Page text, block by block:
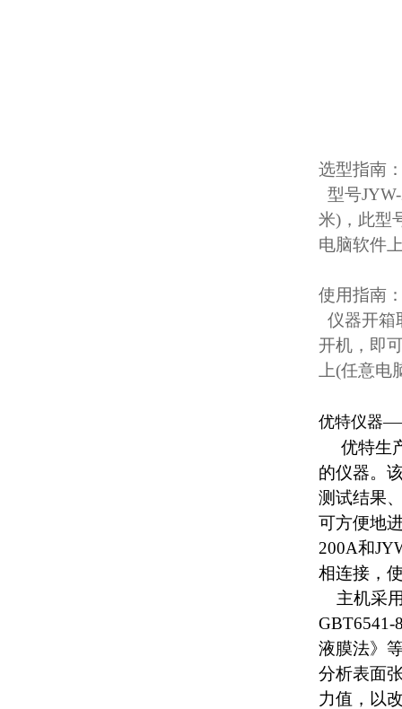
选型指南
型号
米)，此型
电脑软件
使用指南
仪器开箱
开机，即
上(任意
优特仪器
优特生
的仪器。
测试结果
可方便地
200A和
相连接，
主机采用
GBT6541-
液膜法》
分析表面
力值，以